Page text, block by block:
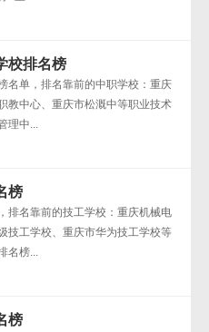
校排名榜
名单，排名靠前的中职学校：重庆
教中心、重庆市松溉中等职业技术
理中...
榜
排名靠前的技工学校：重庆机械电
技工学校、重庆市华为技工学校等
名榜...
榜